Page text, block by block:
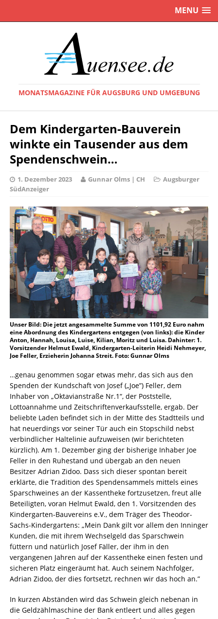
MENU
MONATSMAGAZINE FÜR AUGSBURG UND UMGEBUNG
Dem Kindergarten-Bauverein
winkte ein Tausender aus dem
Spendenschwein…
1. Dezember 2023 Gunnar Olms | CH
Augsburger
SüdAnzeiger
Unser Bild: Die jetzt angesammelte Summe von 1101,92 Euro nahm
eine Abordnung des Kindergartens entgegen (von links): die Kinder
Anton, Hannah, Louisa, Luise, Kilian, Moritz und Luisa. Dahinter: 1.
Vorsitzender Helmut Ewald, Kindergarten-Leiterin Heidi Nehmeyer,
Joe Feller, Erzieherin Johanna Streit. Foto: Gunnar Olms
…genau genommen sogar etwas mehr, das sich aus den
Spenden der Kundschaft von Josef („Joe”) Feller, dem
Inhaber von „Oktavianstraße Nr.1“, der Poststelle,
Lottoannahme und Zeitschriftenverkaufsstelle, ergab. Der
beliebte Laden befindet sich in der Mitte des Stadtteils und
hat neuerdings vor seiner Tür auch ein Stopschild nebst
verbindlicher Haltelinie aufzuweisen (wir berichteten
kürzlich). Am 1. Dezember ging der bisherige Inhaber Joe
Feller in den Ruhestand und übergab an den neuen
Besitzer Adrian Zidoo. Dass sich dieser spontan bereit
erklärte, die Tradition des Spendensammels mittels eines
Sparschweines an der Kassentheke fortzusetzen, freut alle
Beteiligten, voran Helmut Ewald, den 1. Vorsitzenden des
Kindergarten-Bauvereins e.V., dem Träger des Theodor-
Sachs-Kindergartens: „Mein Dank gilt vor allem den Inninger
Kunden, die mit ihrem Wechselgeld das Sparschwein
füttern und natürlich Josef Fäller, der ihm in den
vergangenen Jahren auf der Kassentheke einen festen und
sicheren Platz eingeräumt hat. Auch seinem Nachfolger,
Adrian Zidoo, der dies fortsetzt, rechnen wir das hoch an.”
In kurzen Abständen wird das Schwein gleich nebenan in
die Geldzählmaschine der Bank entleert und alles gegen